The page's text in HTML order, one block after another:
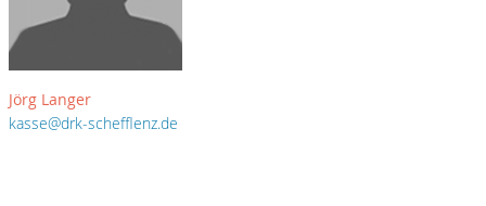
Jörg Langer
kasse@drk-schefflenz.de